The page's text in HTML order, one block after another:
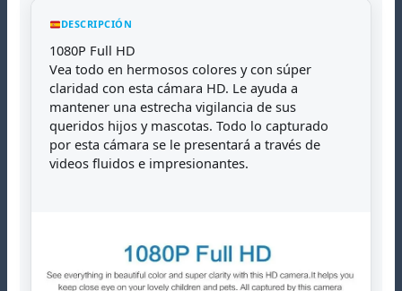
DESCRIPCIÓN
1080P Full HD
Vea todo en hermosos colores y con súper
claridad con esta cámara HD. Le ayuda a
mantener una estrecha vigilancia de sus
queridos hijos y mascotas. Todo lo capturado
por esta cámara se le presentará a través de
videos fluidos e impresionantes.